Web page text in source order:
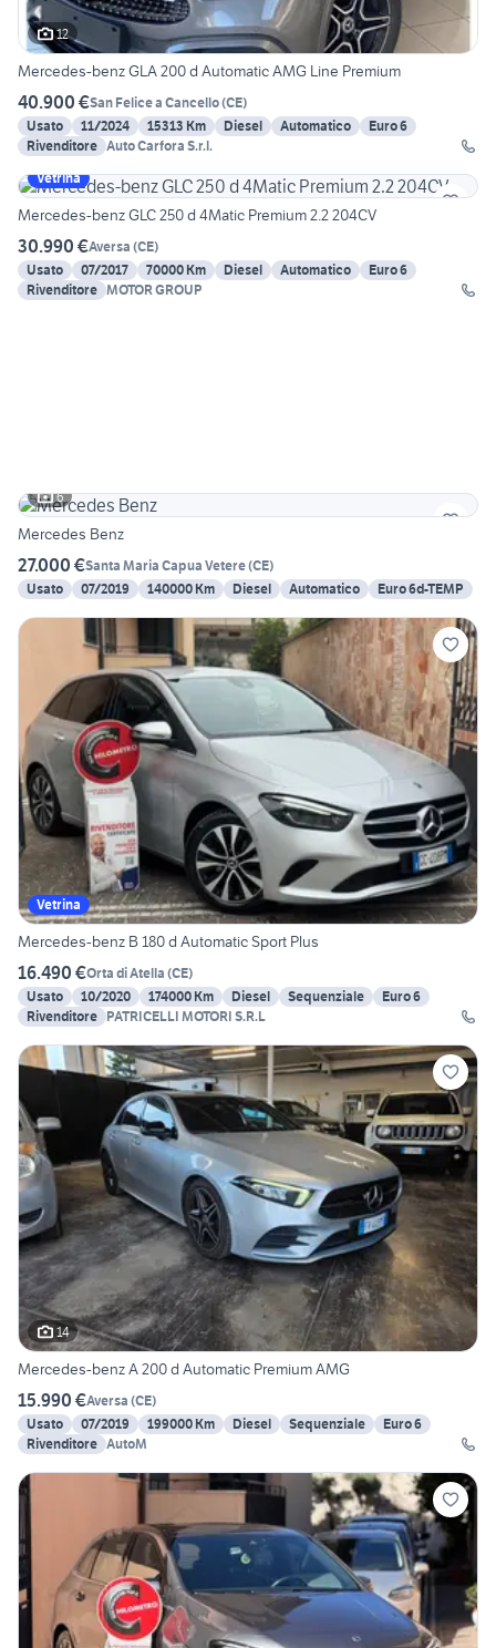
12
Mercedes-benz GLA 200 d Automatic AMG Line Premium
40.900 €San Felice a Cancello(CE)
Usato
11/2024 15313 Km Diesel Automatico
Euro 6
Rivenditore Auto Carfora S.r.l.
Vetrina
Mercedes-benz GLC 250 d 4Matic Premium 2.2 204CV
30.990 €Aversa (CE)
Usato
07/2017 70000 Km Diesel Automatico
Euro 6
Rivenditore MOTOR GROUP
6
Mercedes Benz
27.000 €Santa Maria Capua Vetere(CE)
Usato
07/2019 140000 Km Diesel Automatico Euro 6d-TEMP
Vetrina
Mercedes-benz B 180 d Automatic Sport Plus
16.490 €Orta di Atella (CE)
Usato
10/2020 174000 Km Diesel Sequenziale
Euro 6
Rivenditore PATRICELLI MOTORI S.R.L
14
Mercedes-benz A 200 d Automatic Premium AMG
15.990 €Aversa (CE)
Usato
07/2019 199000 Km Diesel Sequenziale
Euro 6
Rivenditore AutoM